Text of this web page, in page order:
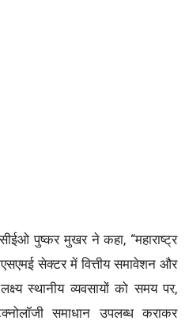
पुष्कर मुखर ने कहा, “महाराष्ट्र
सेक्टर में वित्तीय समावेशन और
स्थानीय व्यवसायों को समय पर,
समाधान उपलब्ध कराकर